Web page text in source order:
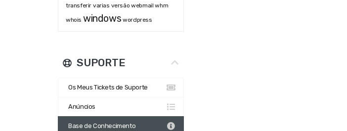
transferir varias versão webmail whm
whois windows wordpress
SUPORTE
Os Meus Tickets de Suporte
Anúncios
Base de Conhecimento